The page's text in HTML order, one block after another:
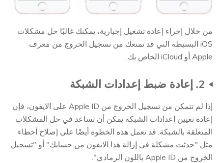
من خلال إجراء إعادة تشغيل إجبارية، يمكنك غالبًا حل مشكلات
iOS البسيطة التي قد تمنعك من تسجيل الخروج من معرف
Apple أو iCloud الخاص بك.
2. إعادة ضبط إعدادات الشبكة
إذا لم تتمكن من تسجيل الخروج من Apple ID على الايفون، فإن
إعادة تعيين إعدادات الشبكة يمكن أن تساعد في حل المشكلات
المتعلقة بالشبكة. قد تعمل هذه الخطوة أيضًا على إصلاح أخطاء
مثل "حدثت مشكلة في إزالة هذا الايفون من حسابك" أو "تسجيل
الخروج من Apple ID باللون الرمادي".